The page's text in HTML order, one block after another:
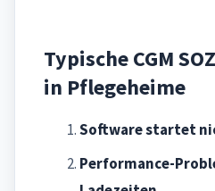
Typische CGM
in Pflegeheime
Software startet
Performance-